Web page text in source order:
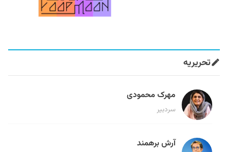
تحریریه
مهرک محمودی
سردبیر
آرش برهمند